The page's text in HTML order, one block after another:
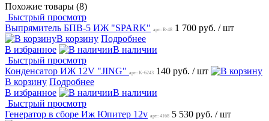
Похожие товары (8)
Быстрый просмотр
Выпрямитель БПВ-5 ИЖ "SPARK" арт: R-48 1 700 руб. / шт
В корзину Подробнее
В избранное
В наличии
Быстрый просмотр
Конденсатор ИЖ 12V "JING" арт: K-6243 140 руб. / шт
В корзину Подробнее
В избранное
В наличии
Быстрый просмотр
Генератор в сборе Иж Юпитер 12v арт: 4168 5 530 руб. / шт